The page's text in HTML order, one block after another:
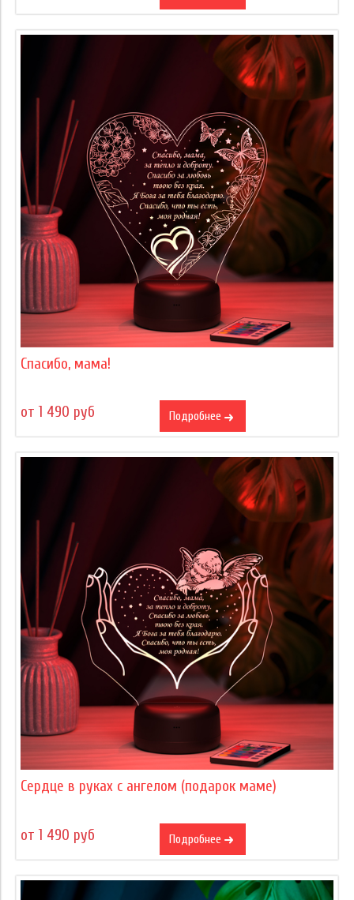
Спасибо, мама!
от 1 490 руб Подробнее
Сердце в руках с ангелом (подарок маме)
от 1 490 руб Подробнее